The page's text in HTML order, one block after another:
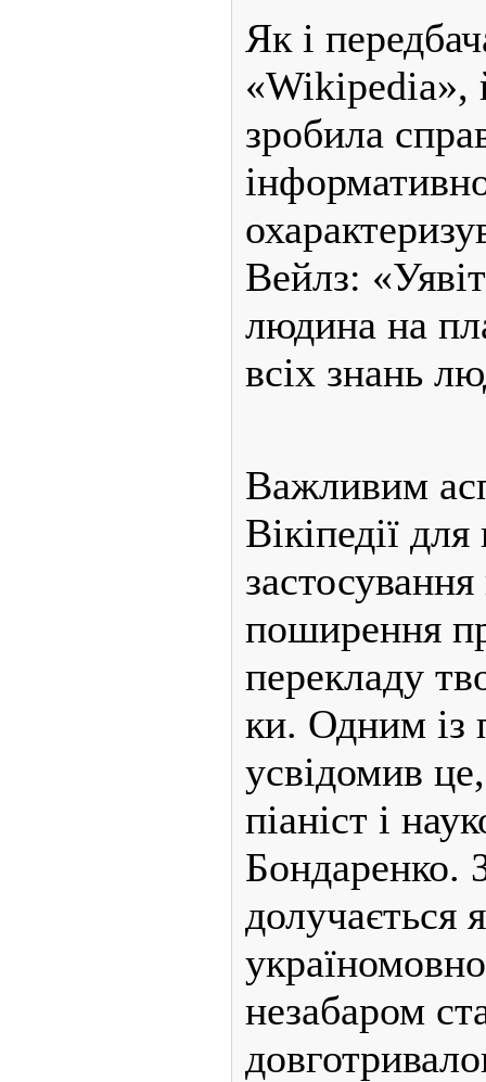
Як і
«Wikipedia»,
зробила
Вейлз:
людина на
всіх знань
Важливим
Вікіпедії
застосування
поширення
перекладу
ки. Одним із
усвідомив
піаніст і
Бондаренко.
долучається
незабаром